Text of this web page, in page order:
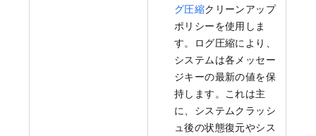
グ圧縮クリーンアップ
ポリシーを使用しま
す。ログ圧縮により、
システムは各メッセー
ジキーの最新の値を保
持します。これは主
に、システムクラッシ
ュ後の状態復元やシス